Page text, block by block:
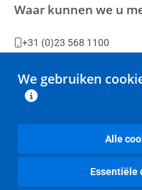
Duurzaamheid
Slavery Act-verklaring
Retouren
Automation Center
Productiefaciliteiten
Vacatures
Waar kunnen we u
+31 (0)23 568 1100
Alle contactopties
OMRON NederlandOMRON
We gebruiken
Alle
Essentiële